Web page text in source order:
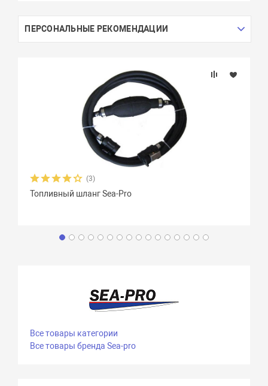
ПЕРСОНАЛЬНЫЕ РЕКОМЕНДАЦИИ
(3)
Топливный шланг Sea-Pro
Все товары категории
Все товары бренда Sea-pro